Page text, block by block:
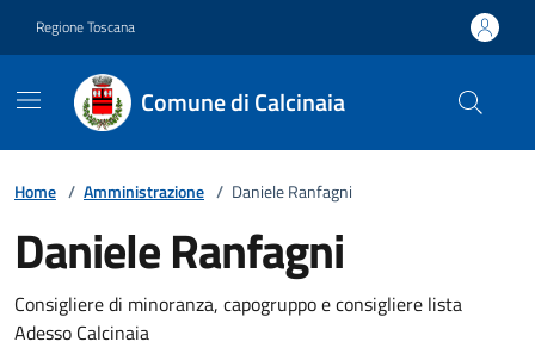
Regione Toscana
Comune di Calcinaia
Home / Amministrazione / Daniele Ranfagni
Daniele Ranfagni
Descrizione breve
Consigliere di minoranza, capogruppo e consigliere lista
Adesso Calcinaia